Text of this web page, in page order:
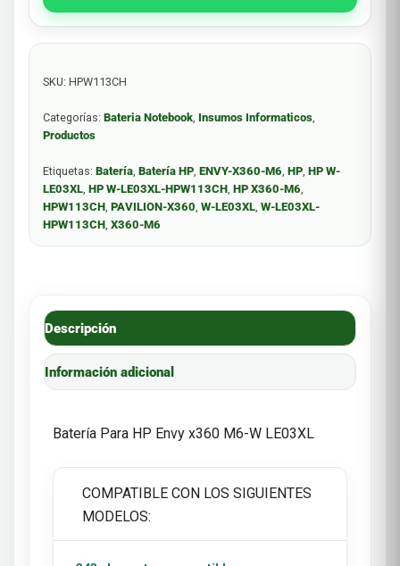
SKU: HPW113CH
Categorías: Bateria Notebook, Insumos Informaticos,
Productos
Etiquetas: Batería, Batería HP, ENVY-X360-M6, HP, HP W-
LE03XL, HP W-LE03XL-HPW113CH, HP X360-M6,
HPW113CH, PAVILION-X360, W-LE03XL, W-LE03XL-
HPW113CH, X360-M6
Descripción
Información adicional
Batería Para HP Envy x360 M6-W LE03XL
COMPATIBLE CON LOS SIGUIENTES
MODELOS: